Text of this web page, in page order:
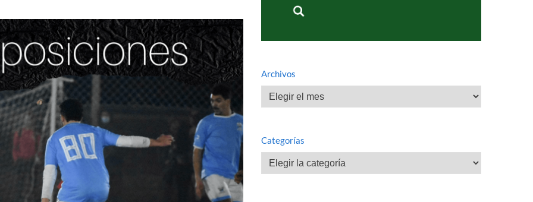
Archivos
Archivos
Categorías
Categorías